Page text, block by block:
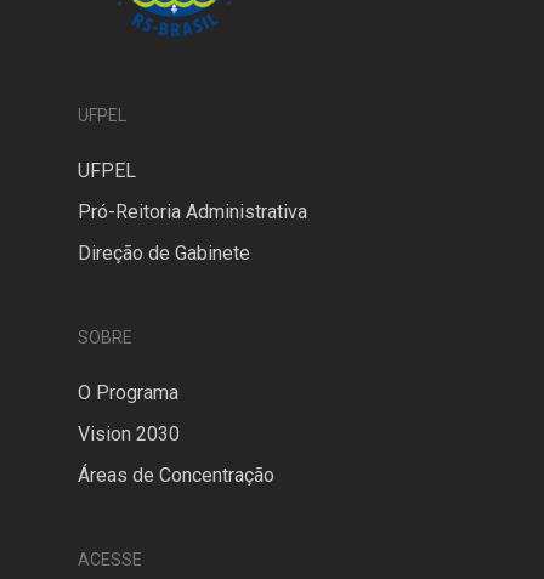
UFPEL
UFPEL
Pró-Reitoria Administrativa
Direção de Gabinete
SOBRE
O Programa
Vision 2030
Áreas de Concentração
ACESSE